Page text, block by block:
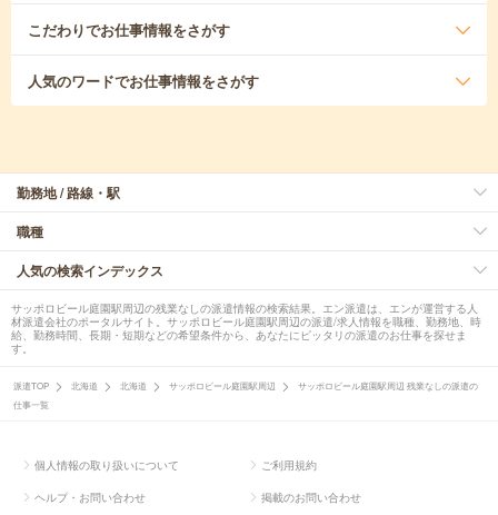
こだわりでお仕事情報をさがす
人気のワードでお仕事情報をさがす
勤務地 / 路線・駅
職種
人気の検索インデックス
サッポロビール庭園駅周辺の残業なしの派遣情報の検索結果。エン派遣は、エンが運営する人
材派遣会社のポータルサイト。サッポロビール庭園駅周辺の派遣/求人情報を職種、勤務地、時
給、勤務時間、長期・短期などの希望条件から、あなたにピッタリの派遣のお仕事を探せま
す。
派遣TOP 北海道 北海道 サッポロビール庭園駅周辺
サッポロビール庭園駅周辺 残業なしの派遣の
仕事一覧
個人情報の取り扱いについて ご利用規約
ヘルプ・お問い合わせ 掲載のお問い合わせ